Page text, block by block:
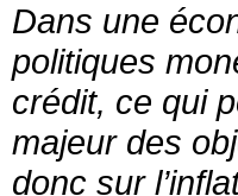
Dans une
politiques
crédit, ce qui
majeur des
donc sur